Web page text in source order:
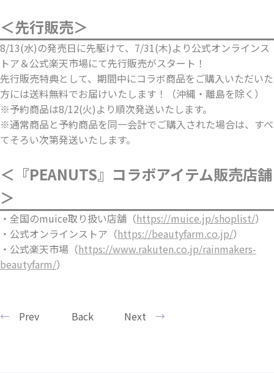
＜先行販売＞
8/13(水)の発売日に先駆けて、7/31(木)より公式オンラインス
トア＆公式楽天市場にて先行販売がスタート！
先行販売特典として、期間中にコラボ商品をご購入いただいた
方には送料無料でお届けいたします！（沖縄・離島を除く）
※予約商品は8/12(火)より順次発送いたします。
※通常商品と予約商品を同一会計でご購入された場合は、すべ
てそろい次第発送いたします。
＜『PEANUTS』コラボアイテム販売店舗
＞
・全国のmuice取り扱い店舗（https://muice.jp/shoplist/）
・公式オンラインストア（https://beautyfarm.co.jp/）
・公式楽天市場（https://www.rakuten.co.jp/rainmakers-
beautyfarm/）
Prev Back Next